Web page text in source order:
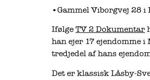
•Gammel Viborgvej 28
Ifølge TV 2 Dokumentar
han ejer 17 ejendomme
tredjedel af hans
Det er klassisk Låsby-